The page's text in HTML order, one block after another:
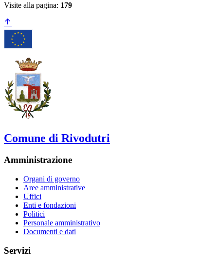
Visite alla pagina: 179
Comune di Rivodutri
Amministrazione
Organi di governo
Aree amministrative
Uffici
Enti e fondazioni
Politici
Personale amministrativo
Documenti e dati
Servizi